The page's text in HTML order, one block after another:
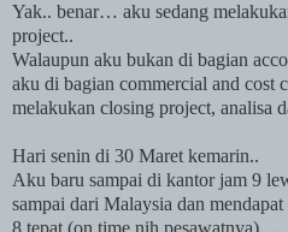
Yak.. benar… aku sedang
project..
Walaupun aku bukan di bagian
aku di bagian commercial and cost
melakukan closing project, analisa
Hari senin di 30 Maret kemarin..
Aku baru sampai di kantor jam 9
sampai dari Malaysia dan